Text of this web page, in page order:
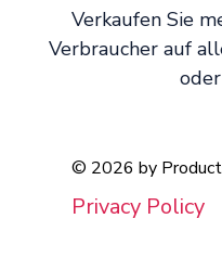
Verkaufen Sie
Verbraucher auf
© 2026 by
Privacy Policy